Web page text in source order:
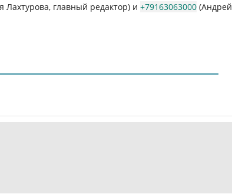
Лахтурова, главный редактор) и+79163063000 (Андрей